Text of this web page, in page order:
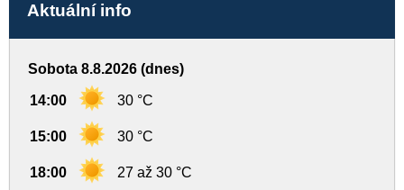
Aktuální info
Sobota 8.8.2026 (dnes)
14:00 30 °C
15:00 30 °C
18:00 27 až 30 °C